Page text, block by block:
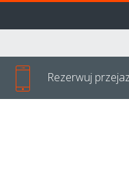
Rezerwuj